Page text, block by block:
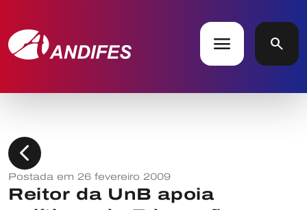
menu search
chevron_left
Postada em 26 fevereiro 2009
Reitor da UnB apoia